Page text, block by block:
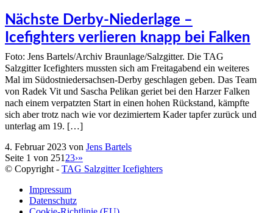
Nächste Derby-Niederlage –
Icefighters verlieren knapp bei Falken
Foto: Jens Bartels/Archiv Braunlage/Salzgitter. Die TAG
Salzgitter Icefighters mussten sich am Freitagabend ein weiteres
Mal im Südostniedersachsen-Derby geschlagen geben. Das Team
von Radek Vit und Sascha Pelikan geriet bei den Harzer Falken
nach einem verpatzten Start in einen hohen Rückstand, kämpfte
sich aber trotz nach wie vor dezimiertem Kader tapfer zurück und
unterlag am 19. […]
4. Februar 2023 von Jens Bartels
Seite 1 von 251 23›»
© Copyright - TAG Salzgitter Icefighters
Impressum
Datenschutz